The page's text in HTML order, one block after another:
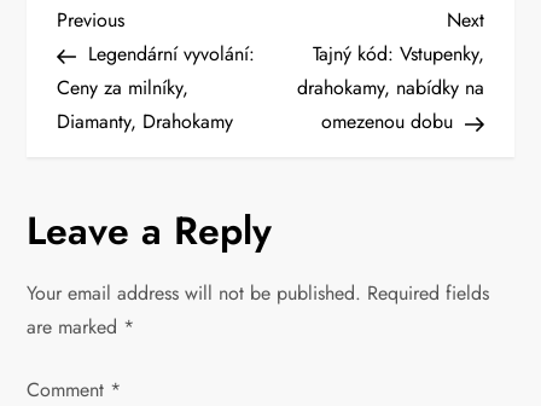
P
o
s
n
a
v
Previous
Post
Previous
Legendární vyvolání:
Ceny za milníky,
Diamanty, Drahokamy
Next
Post
Next
Tajný kód: Vstupenky,
drahokamy, nabídky na
omezenou dobu
Leave a Reply
Your email address will not be published. Required fields
are marked *
Comment *